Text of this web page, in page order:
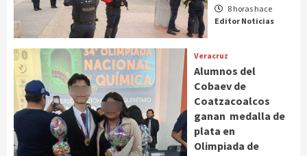
8 horas hace
Editor Noticias
Veracruz
Alumnos del
Cobaev de
Coatzacoalcos
ganan medalla de
plata en
Olimpiada de